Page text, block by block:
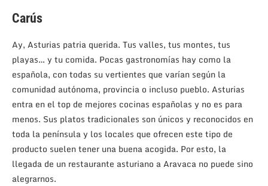
Carús
Ay, Asturias patria querida. Tus valles, tus montes, tus
playas… y tu comida. Pocas gastronomías hay como la
española, con todas su vertientes que varían según la
comunidad autónoma, provincia o incluso pueblo. Asturias
entra en el top de mejores cocinas españolas y no es para
menos. Sus platos tradicionales son únicos y reconocidos en
toda la península y los locales que ofrecen este tipo de
producto suelen tener una buena acogida. Por esto, la
llegada de un restaurante asturiano a Aravaca no puede sino
alegrarnos.